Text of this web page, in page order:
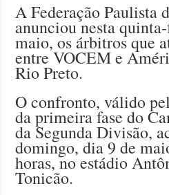
A Federação Paulista
anunciou nesta
maio, os árbitros que
entre VOCEM e
Rio Preto.
O confronto, válido
da primeira fase do
da Segunda Divisão,
domingo, dia 9 de
horas, no estádio
Tonicão.